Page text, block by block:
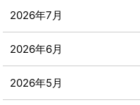
2026年7月
2026年6月
2026年5月